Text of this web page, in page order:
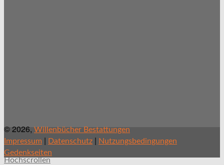
© 2026, Willenbücher Bestattungen
Impressum | Datenschutz | Nutzungsbedingungen
Gedenkseiten
Hochscrollen